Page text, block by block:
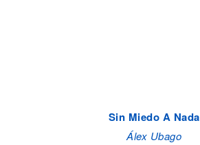
Sin Miedo A Nada
Álex Ubago